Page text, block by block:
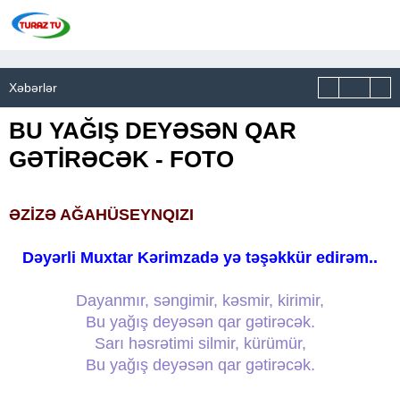
Xəbərlər
BU YAĞIŞ DEYƏSƏN QAR
GƏTİRƏCƏK - FOTO
ƏZİZƏ AĞAHÜSEYNQIZI
Dəyərli Muxtar Kərimzadə yə təşəkkür edirəm..
Dayanmır, səngimir, kəsmir, kirimir,
Bu yağış deyəsən qar gətirəcək.
Sarı həsrətimi silmir, kürümür,
Bu yağış deyəsən qar gətirəcək.